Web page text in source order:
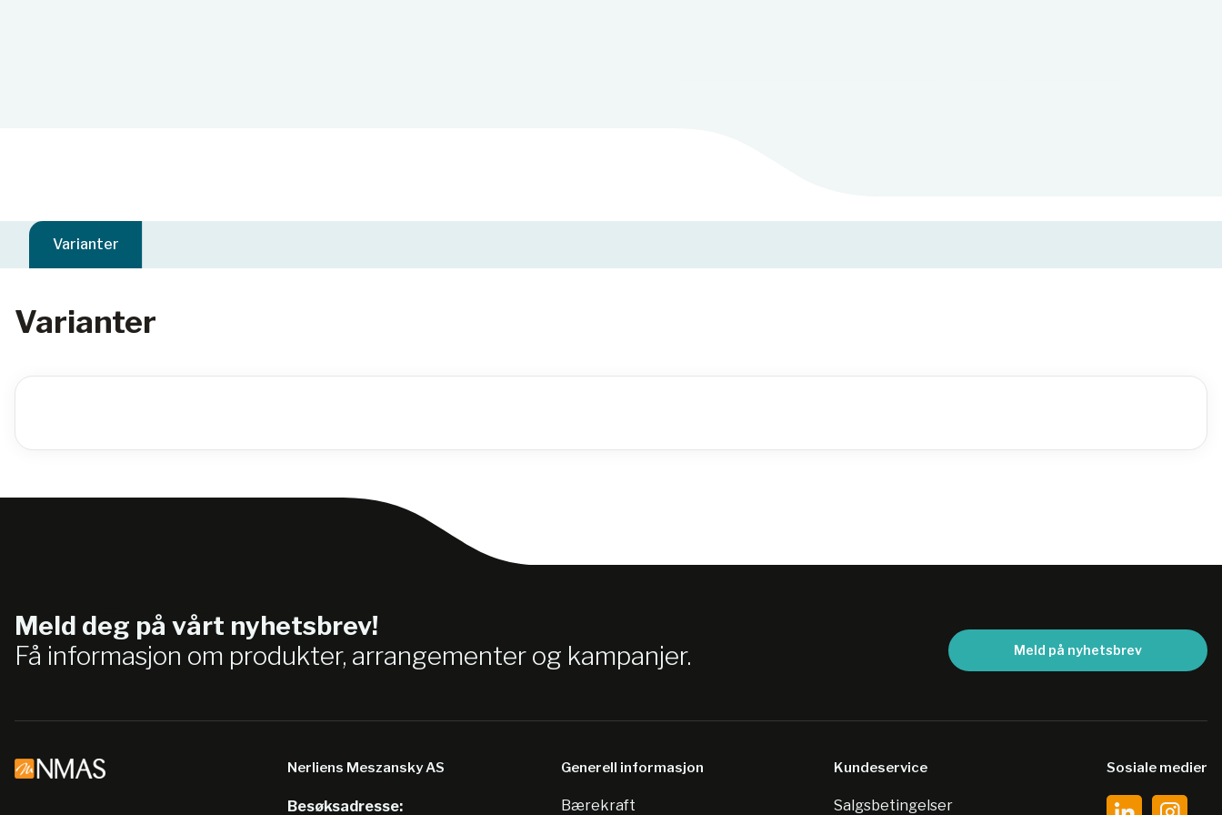
Varianter
Varianter
Meld deg på vårt nyhetsbrev!
Få informasjon om produkter, arrangementer og kampanjer.
Meld på nyhetsbrev
Nerliens Meszansky AS
Besøksadresse:
Generell informasjon
Bærekraft
Kundeservice
Salgsbetingelser
Sosiale medier